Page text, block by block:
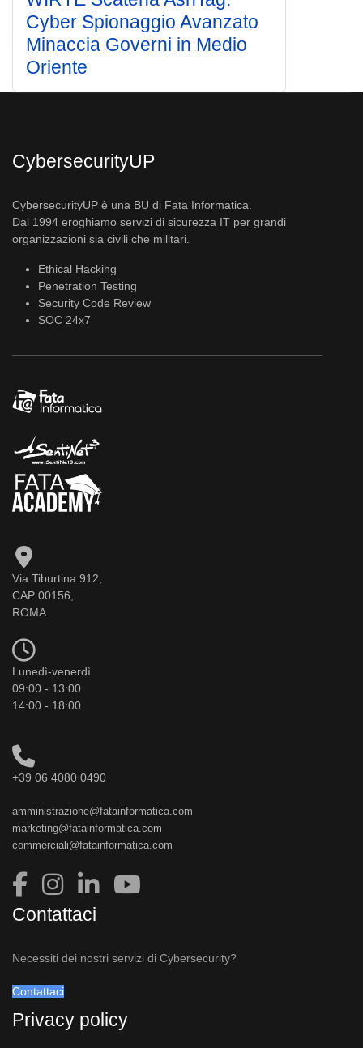
Cyber Spionaggio Avanzato
Minaccia Governi in Medio
Oriente
CybersecurityUP
CybersecurityUP è una BU di Fata Informatica.
Dal 1994 eroghiamo servizi di sicurezza IT per grandi
organizzazioni sia civili che militari.
Ethical Hacking
Penetration Testing
Security Code Review
SOC 24x7
Via Tiburtina 912,
CAP 00156,
ROMA
Lunedì-venerdì
09:00 - 13:00
14:00 - 18:00
+39 06 4080 0490
amministrazione@fatainformatica.com
marketing@fatainformatica.com
commerciali@fatainformatica.com
Contattaci
Necessiti dei nostri servizi di Cybersecurity?
Contattaci
Privacy policy